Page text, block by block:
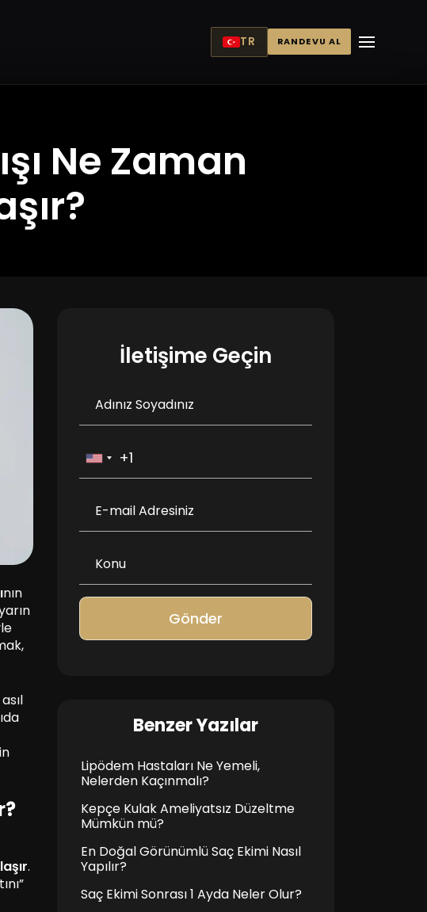
TR RANDEVU AL
Ne Zaman
nın
.
İletişime Geçin
Gönder
Benzer Yazılar
Lipödem Hastaları Ne Yemeli,
Nelerden Kaçınmalı?
Kepçe Kulak Ameliyatsız Düzeltme
Mümkün mü?
En Doğal Görünümlü Saç Ekimi Nasıl
Yapılır?
Saç Ekimi Sonrası 1 Ayda Neler Olur?